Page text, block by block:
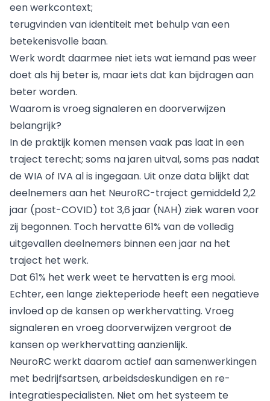
een werkcontext;
terugvinden van identiteit met behulp van een
betekenisvolle baan.
Werk wordt daarmee niet iets wat iemand pas weer
doet als hij beter is, maar iets dat kan bijdragen aan
beter worden.
Waarom is vroeg signaleren en doorverwijzen
belangrijk?
In de praktijk komen mensen vaak pas laat in een
traject terecht; soms na jaren uitval, soms pas nadat
de WIA of IVA al is ingegaan. Uit onze data blijkt dat
deelnemers aan het NeuroRC-traject gemiddeld 2,2
jaar (post-COVID) tot 3,6 jaar (NAH) ziek waren voor
zij begonnen. Toch hervatte 61% van de volledig
uitgevallen deelnemers binnen een jaar na het
traject het werk.
Dat 61% het werk weet te hervatten is erg mooi.
Echter, een lange ziekteperiode heeft een negatieve
invloed op de kansen op werkhervatting. Vroeg
signaleren en vroeg doorverwijzen vergroot de
kansen op werkhervatting aanzienlijk.
NeuroRC werkt daarom actief aan samenwerkingen
met bedrijfsartsen, arbeidsdeskundigen en re-
integratiespecialisten. Niet om het systeem te